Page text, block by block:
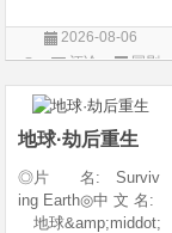
年 代 2026◎
产 地 中国大陆
爱情◎语 言 汉
语普通话◎上映日期
2026-08-06
评论
国剧
地球·劫后重生
◎片 名: Surviv
ing Earth◎中 文 名:
地球&amp;middot;